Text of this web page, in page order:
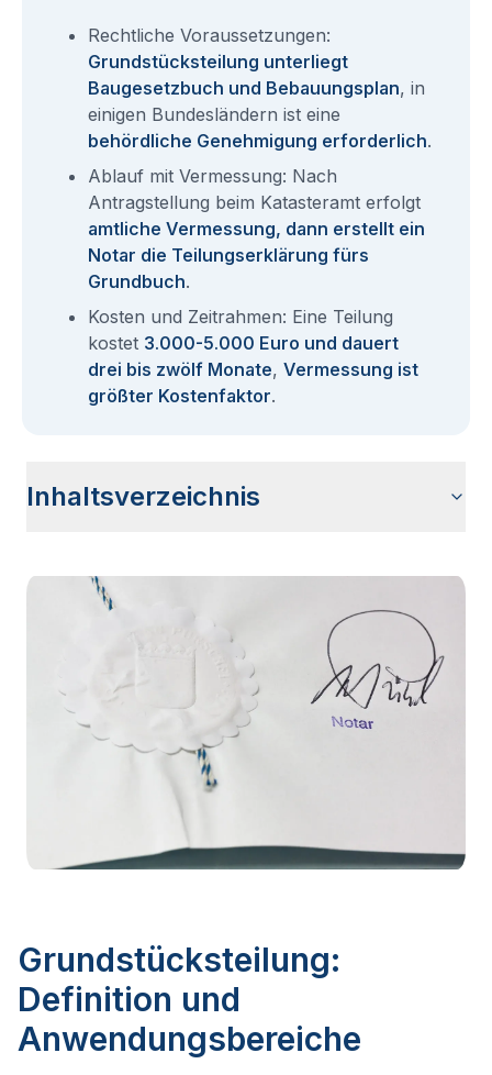
Rechtliche Voraussetzungen:
Grundstücksteilung unterliegt
Baugesetzbuch und Bebauungsplan, in
einigen Bundesländern ist eine
behördliche Genehmigung erforderlich.
Ablauf mit Vermessung: Nach
Antragstellung beim Katasteramt erfolgt
amtliche Vermessung, dann erstellt ein
Notar die Teilungserklärung fürs
Grundbuch.
Kosten und Zeitrahmen: Eine Teilung
kostet 3.000-5.000 Euro und dauert
drei bis zwölf Monate, Vermessung ist
größter Kostenfaktor.
Inhaltsverzeichnis
zu beachten?
Grundstücksteilung?
Grundstücksteilung:
Definition und
Anwendungsbereiche